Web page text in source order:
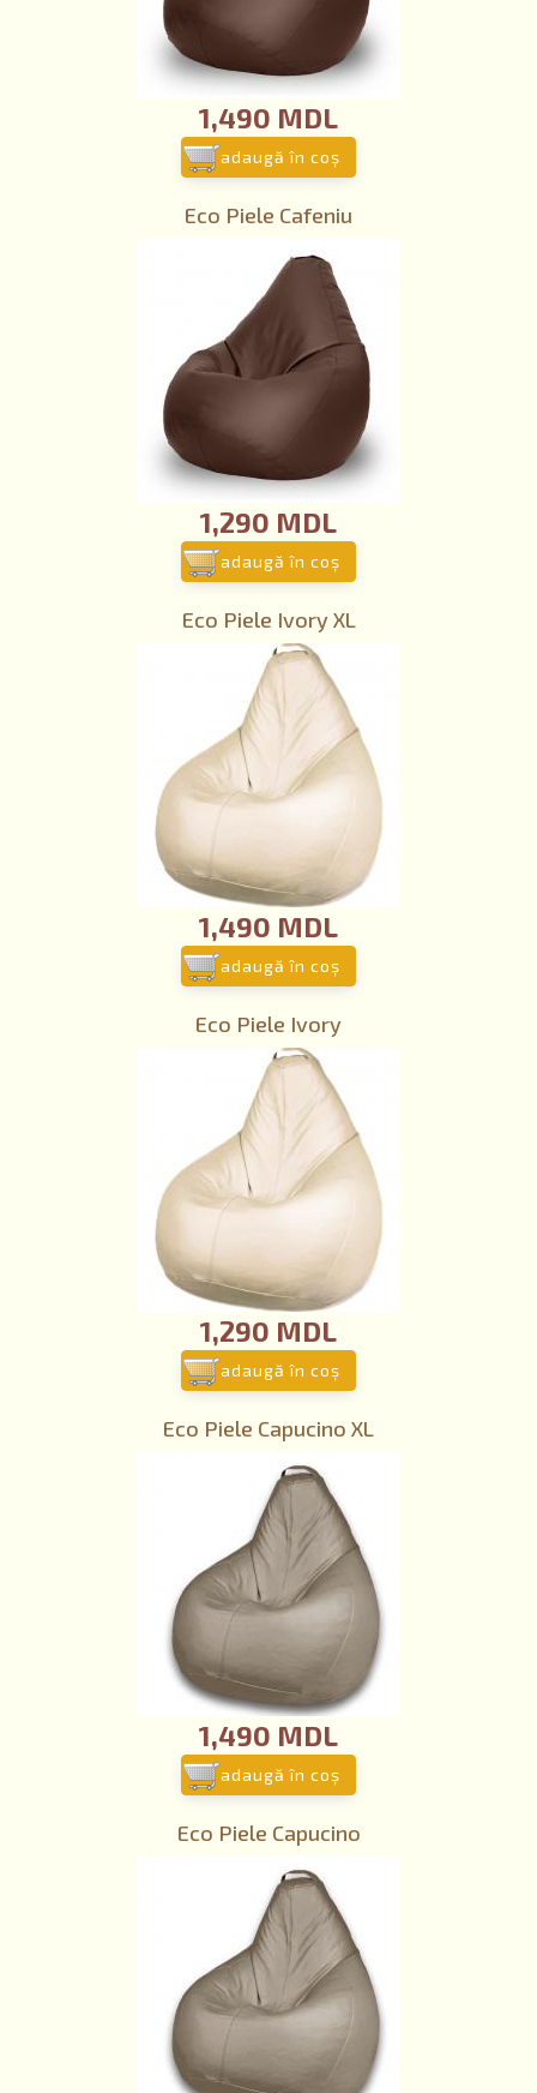
1,490 MDL
adaugă în coş
Eco Piele Cafeniu
1,290 MDL
adaugă în coş
Eco Piele Ivory XL
1,490 MDL
adaugă în coş
Eco Piele Ivory
1,290 MDL
adaugă în coş
Eco Piele Capucino XL
1,490 MDL
adaugă în coş
Eco Piele Capucino